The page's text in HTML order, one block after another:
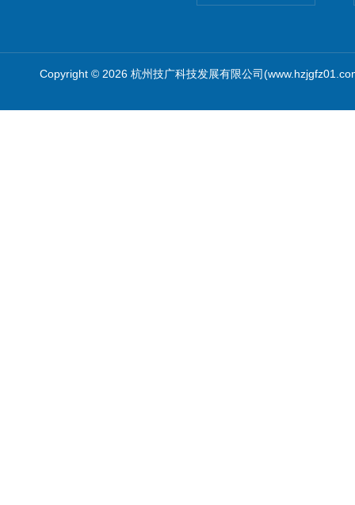
Copyright © 2026 杭州技广科技发展有限公司